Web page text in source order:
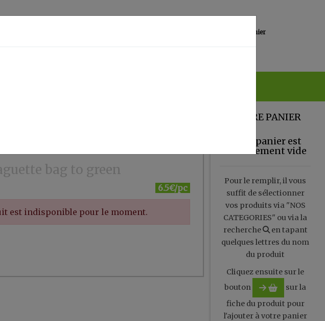
Mon panier
bag to green
6.5€/pc
est indisponible pour le moment.
VOTRE PANIER
Votre panier est
actuellement vide
Pour le remplir, il vous
suffit de sélectionner
vos produits via "NOS
CATEGORIES" ou via la
recherche
en tapant
quelques lettres du nom
du produit
Cliquez ensuite sur le
bouton
sur la
fiche du produit pour
l'ajouter à votre panier